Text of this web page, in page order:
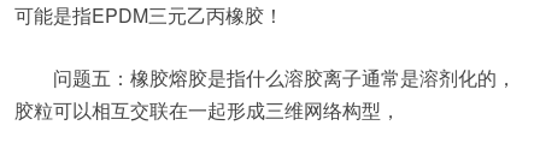
可能是指EPDM三元乙丙橡胶！
问题五：橡胶熔胶是指什么溶胶离子通常是溶剂化的，
胶粒可以相互交联在一起形成三维网络构型，